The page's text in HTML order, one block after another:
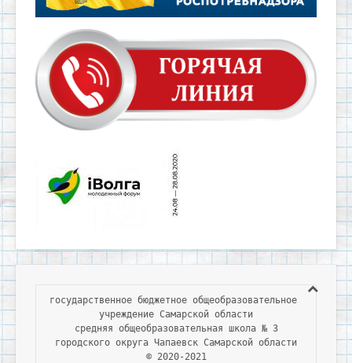
государственное бюджетное общеобразовательное
учреждение Самарской области
средняя общеобразовательная школа № 3
городского округа Чапаевск Самарской области
© 2020-2021